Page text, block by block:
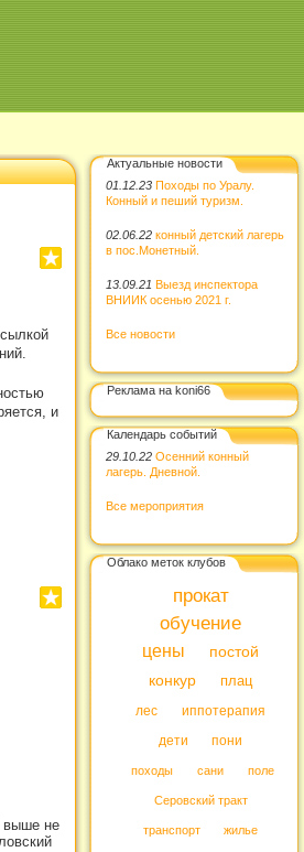
и
выше не
Актуальные новости
01.12.23 Походы по Уралу.
Конный и пеший туризм.
02.06.22 конный детский лагерь
в пос.Монетный.
13.09.21 Выезд инспектора
ВНИИК осенью 2021 г.
Все новости
Реклама на koni66
Календарь событий
29.10.22 Осенний конный
лагерь. Дневной.
Все мероприятия
Облако меток клубов
прокат
обучение
цены
постой
конкур
плац
лес
иппотерапия
дети
пони
походы сани поле
Серовский тракт
транспорт жилье